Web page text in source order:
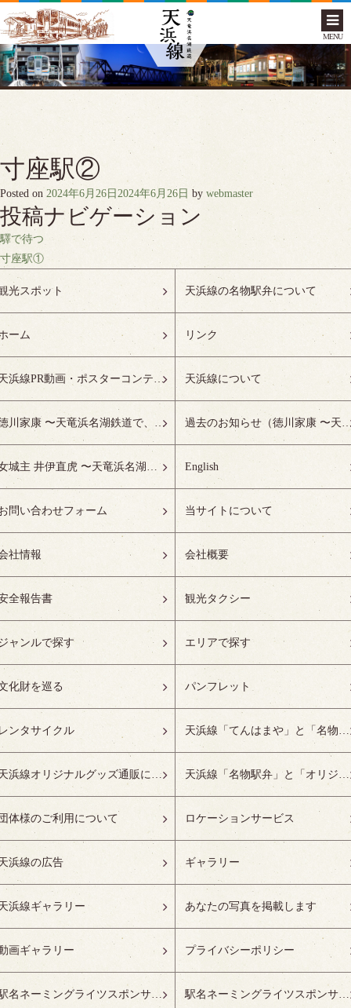
MENU
寸座駅②
Posted on 2024年6月26日 2024年6月26日 by webmaster
投稿ナビゲーション
驛で待つ
寸座駅①
光スポット 天浜線の名物駅弁について
ーム リンク
天浜線PR動画・ポスターコンテスト受賞作品特設ページ 天浜線について
徳川家康 〜天竜浜名湖鉄道で、徳川ゆかりの地へ！〜 過去のお知らせ（徳川家康 〜天竜浜名湖鉄道で、
女城主 井伊直虎 〜天竜浜名湖鉄道で、井の国へ！〜 English
問い合わせフォーム 当サイトについて
社情報 会社概要
全報告書 観光タクシー
ャンルで探す エリアで探す
化財を巡る パンフレット
ンタサイクル 天浜線「てんはまや」と「名物駅弁」について
天浜線オリジナルグッズ通販について 天浜線「名物駅弁」と「オリジナルグッズ」
体様のご利用について ロケーションサービス
浜線の広告 ギャラリー
浜線ギャラリー あなたの写真を掲載します
画ギャラリー プライバシーポリシー
駅名ネーミングライツスポンサーの募集開始 駅名ネーミングライツスポンサー紹介